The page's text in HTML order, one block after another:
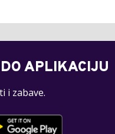
APLIKACIJU
i zabave.